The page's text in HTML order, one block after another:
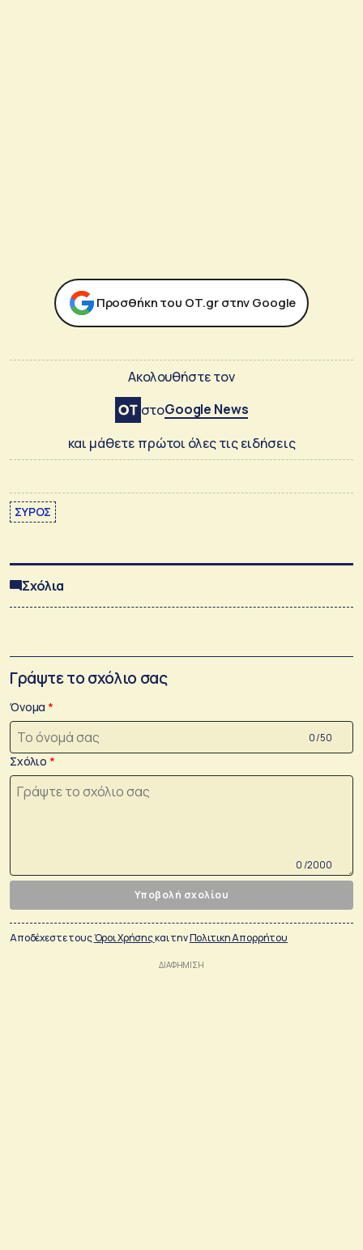
Προσθήκη του ΟΤ.gr στην Google
Ακολουθήστε τον
στοGoogle News
και μάθετε πρώτοι όλες τις ειδήσεις
ΣΥΡΟΣ
Σχόλια
Γράψτε το σχόλιο σας
Όνομα
0 /50
Σχόλιο
0 /2000
Υποβολή σχολίου
Αποδέχεστε τουςΌροι Χρήσηςκαι τηνΠολιτικη Απορρήτου